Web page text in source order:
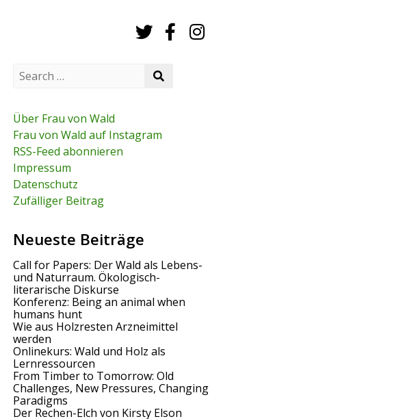
c
h
f
o
r
:
Über Frau von Wald
Frau von Wald auf Instagram
RSS-Feed abonnieren
Impressum
Datenschutz
Zufälliger Beitrag
Neueste Beiträge
Call for Papers: Der Wald als Lebens-
und Naturraum. Ökologisch-
literarische Diskurse
Konferenz: Being an animal when
humans hunt
Wie aus Holzresten Arzneimittel
werden
Onlinekurs: Wald und Holz als
Lernressourcen
From Timber to Tomorrow: Old
Challenges, New Pressures, Changing
Paradigms
Der Rechen-Elch von Kirsty Elson